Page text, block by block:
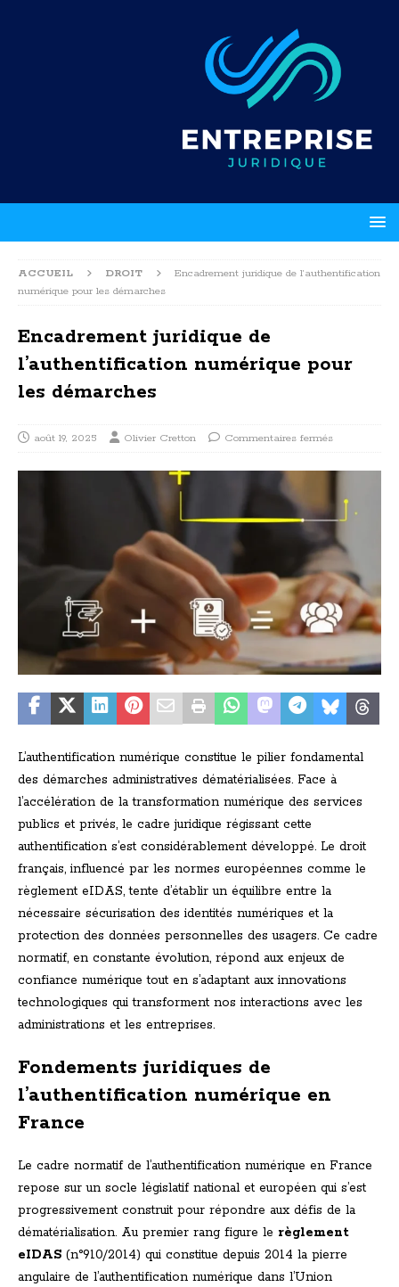
ACCUEIL DROIT
Encadrement juridique de l’authentification
numérique pour les démarches
Encadrement juridique de
l’authentification numérique pour
les démarches
août 19, 2025 Olivier Cretton Commentaires fermés
L’authentification numérique constitue le pilier fondamental
des démarches administratives dématérialisées. Face à
l’accélération de la transformation numérique des services
publics et privés, le cadre juridique régissant cette
authentification s’est considérablement développé. Le droit
français, influencé par les normes européennes comme le
règlement eIDAS, tente d’établir un équilibre entre la
nécessaire sécurisation des identités numériques et la
protection des données personnelles des usagers. Ce cadre
normatif, en constante évolution, répond aux enjeux de
confiance numérique tout en s’adaptant aux innovations
technologiques qui transforment nos interactions avec les
administrations et les entreprises.
Fondements juridiques de
l’authentification numérique en
France
Le cadre normatif de l’authentification numérique en France
repose sur un socle législatif national et européen qui s’est
progressivement construit pour répondre aux défis de la
dématérialisation. Au premier rang figure le règlement
eIDAS (n°910/2014) qui constitue depuis 2014 la pierre
angulaire de l’authentification numérique dans l’Union